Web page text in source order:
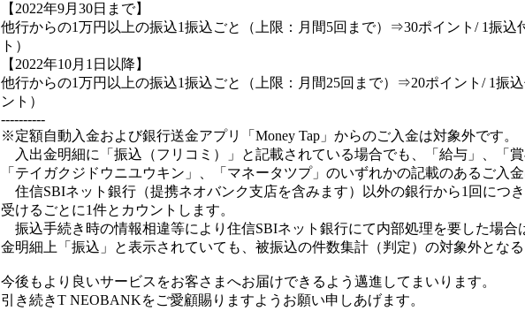
【2022年9月30日まで】
他行からの1万円以上の振込1振込ごと（上限：月間5回まで）⇒30ポイント/ 1振込
ト）
【2022年10月1日以降】
他行からの1万円以上の振込1振込ごと（上限：月間25回まで）⇒20ポイント/ 1振
ント）
----------
※定額自動入金および銀行送金アプリ「Money Tap」からのご入金は対象外です。
入出金明細に「振込（フリコミ）」と記載されている場合でも、「給与」、「賞
「テイガクジドウニユウキン」、「マネータツプ」のいずれかの記載のあるご入金
住信SBIネット銀行（提携ネオバンク支店を含みます）以外の銀行から1回につ
受けるごとに1件とカウントします。
振込手続き時の情報相違等により住信SBIネット銀行にて内部処理を要した場合
金明細上「振込」と表示されていても、被振込の件数集計（判定）の対象外となる
今後もより良いサービスをお客さまへお届けできるよう邁進してまいります。
引き続きT NEOBANKをご愛顧賜りますようお願い申しあげます。